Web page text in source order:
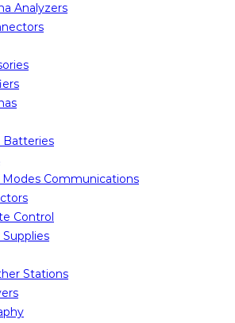
Analyzers
Batteries
Communications
Control
Stations